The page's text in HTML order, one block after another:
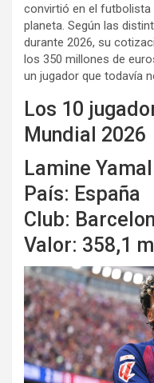
convirtió en el
planeta. Según las
durante 2026, su
los 350 millones de
un jugador que todavía
Los 10
Mundial 2026
Lamine Yamal
País: España
Club:
Valor: 358,1